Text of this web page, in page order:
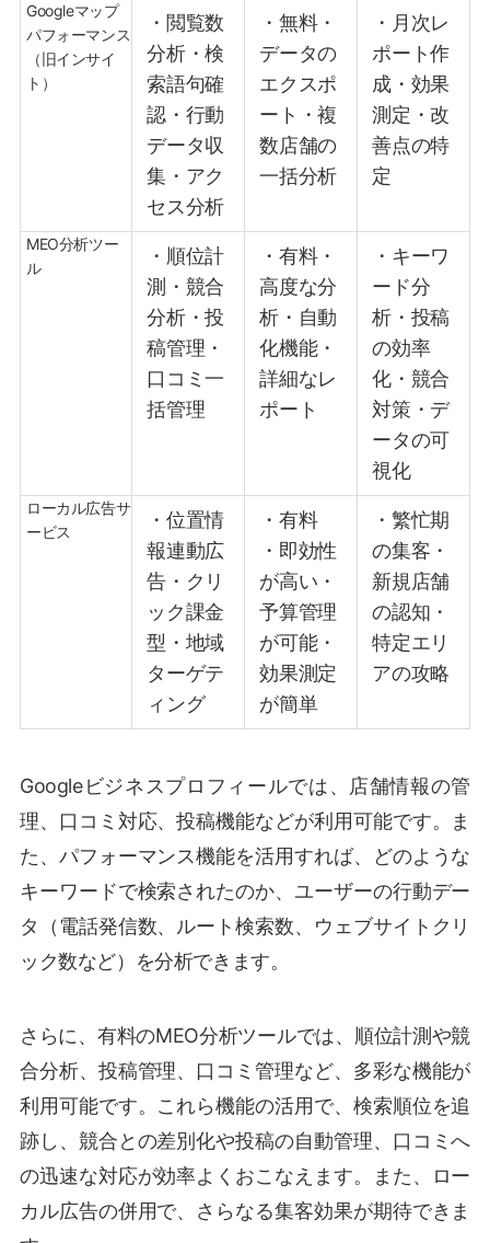
Googleマップ
パフォーマンス
（旧インサイ
ト）
・閲覧数
分析・検
索語句確
認・行動
データ収
集・アク
セス分析
・無料・
データの
エクスポ
ート・複
数店舗の
一括分析
・月次レ
ポート作
成・効果
測定・改
善点の特
定
MEO分析ツー
ル
・順位計
測・競合
分析・投
稿管理・
口コミ一
括管理
・有料・
高度な分
析・自動
化機能・
詳細なレ
ポート
・キーワ
ード分
析・投稿
の効率
化・競合
対策・デ
ータの可
視化
ローカル広告サ
ービス
・位置情
報連動広
告・クリ
ック課金
型・地域
ターゲテ
ィング
・有料
・即効性
が高い・
予算管理
が可能・
効果測定
が簡単
・繁忙期
の集客・
新規店舗
の認知・
特定エリ
アの攻略
Googleビジネスプロフィールでは、店舗情報の管
理、口コミ対応、投稿機能などが利用可能です。ま
た、パフォーマンス機能を活用すれば、どのような
キーワードで検索されたのか、ユーザーの行動デー
タ（電話発信数、ルート検索数、ウェブサイトクリ
ック数など）を分析できます。
さらに、有料のMEO分析ツールでは、順位計測や競
合分析、投稿管理、口コミ管理など、多彩な機能が
利用可能です。これら機能の活用で、検索順位を追
跡し、競合との差別化や投稿の自動管理、口コミへ
の迅速な対応が効率よくおこなえます。また、ロー
カル広告の併用で、さらなる集客効果が期待できま